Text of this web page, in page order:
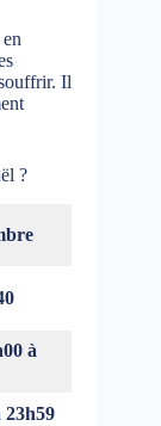
Il
?
à
23h59